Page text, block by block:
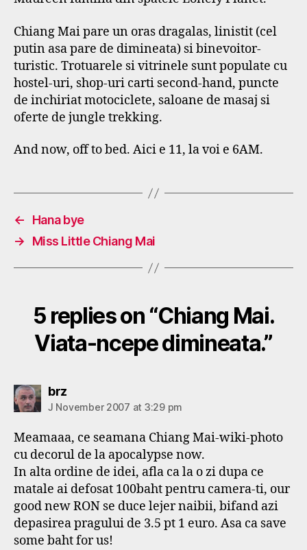
Chiang Mai pare un oras dragalas, linistit (cel
putin asa pare de dimineata) si binevoitor-
turistic. Trotuarele si vitrinele sunt populate cu
hostel-uri, shop-uri carti second-hand, puncte
de inchiriat motociclete, saloane de masaj si
oferte de jungle trekking.
And now, off to bed. Aici e 11, la voi e 6AM.
←
Hana bye
→
Miss Little Chiang Mai
5 replies on “Chiang Mai.
Viata-ncepe dimineata.”
brzsays:
J November 2007 at 3:29 pm
Meamaaa, ce seamana Chiang Mai-wiki-photo
cu decorul de la apocalypse now.
In alta ordine de idei, afla ca la o zi dupa ce
matale ai defosat 100baht pentru camera-ti, our
good new RON se duce lejer naibii, bifand azi
depasirea pragului de 3.5 pt 1 euro. Asa ca save
some baht for us!